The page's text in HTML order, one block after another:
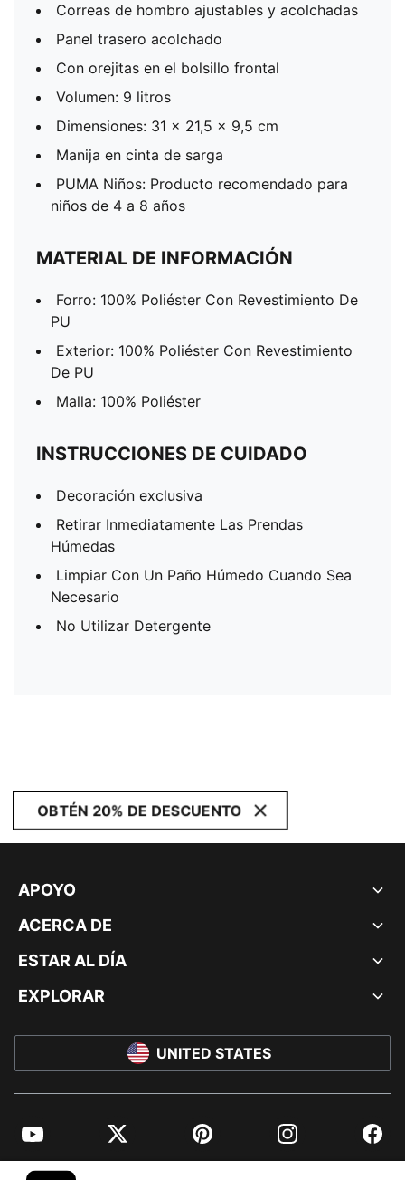
Correas de hombro ajustables y acolchadas
Panel trasero acolchado
Con orejitas en el bolsillo frontal
Volumen: 9 litros
Dimensiones: 31 x 21,5 x 9,5 cm
Manija en cinta de sarga
PUMA Niños: Producto recomendado para
niños de 4 a 8 años
MATERIAL DE INFORMACIÓN
Forro: 100% Poliéster Con Revestimiento De
PU
Exterior: 100% Poliéster Con Revestimiento
De PU
Malla: 100% Poliéster
INSTRUCCIONES DE CUIDADO
Decoración exclusiva
Retirar Inmediatamente Las Prendas
Húmedas
Limpiar Con Un Paño Húmedo Cuando Sea
Necesario
No Utilizar Detergente
OBTÉN 20% DE DESCUENTO
APOYO
ACERCA DE
ESTAR AL DÍA
EXPLORAR
UNITED STATES
YouTube Twitter Pinterest Instagram